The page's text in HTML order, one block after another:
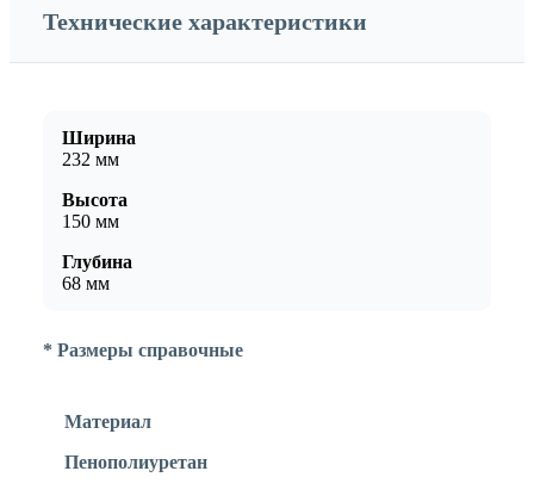
Технические характеристики
Ширина
232 мм
Высота
150 мм
Глубина
68 мм
* Размеры справочные
Материал
Пенополиуретан